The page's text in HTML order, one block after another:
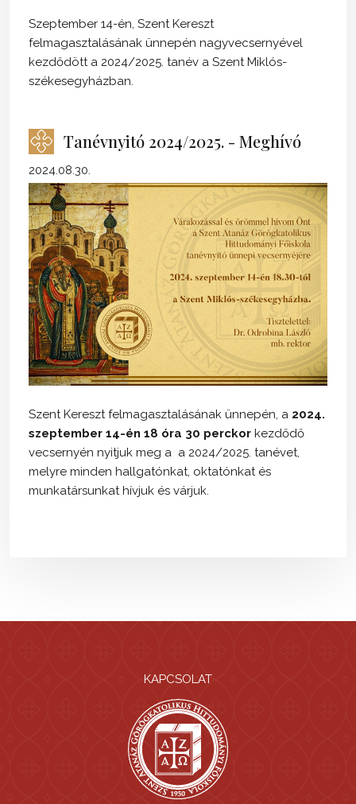
Szeptember 14-én, Szent Kereszt
felmagasztalásának ünnepén nagyvecsernyével
kezdődött a 2024/2025. tanév a Szent Miklós-
székesegyházban.
Tanévnyitó 2024/2025. - Meghívó
2024.08.30.
Szent Kereszt felmagasztalásának ünnepén, a 2024.
szeptember 14-én 18 óra 30 perckor kezdődő
vecsernyén nyitjuk meg a a 2024/2025. tanévet,
melyre minden hallgatónkat, oktatónkat és
munkatársunkat hívjuk és várjuk.
KAPCSOLAT